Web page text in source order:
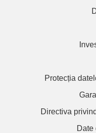
Protecția
Directiva
Date